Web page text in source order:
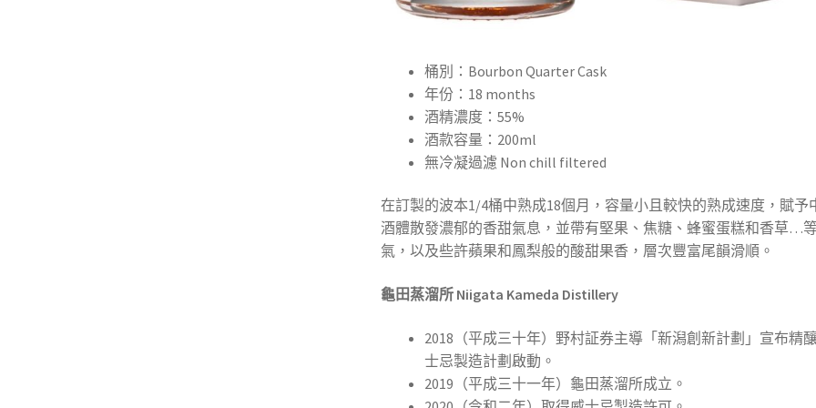
桶別：Bourbon Quarter Cask
年份：18 months
酒精濃度：55%
酒款容量：200ml
無冷凝過濾 Non chill filtered
在訂製的波本1/4桶中熟成18個月，容量小且較快的熟成速度，賦予
酒體散發濃郁的香甜氣息，並帶有堅果、焦糖、蜂蜜蛋糕和香草…
氣，以及些許蘋果和鳳梨般的酸甜果香，層次豐富尾韻滑順。
龜田蒸溜所 Niigata Kameda Distillery
2018（平成三十年）野村証券主導「新潟創新計劃」宣布精
士忌製造計劃啟動。
2019（平成三十一年）龜田蒸溜所成立。